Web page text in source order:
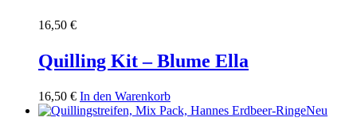
16,50 €
Quilling Kit – Blume Ella
16,50 € In den Warenkorb
Neu